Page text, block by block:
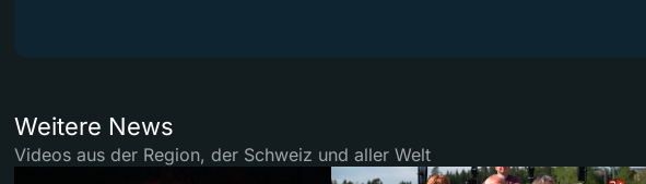
Weitere News
Videos aus der Region, der Schweiz und aller Welt